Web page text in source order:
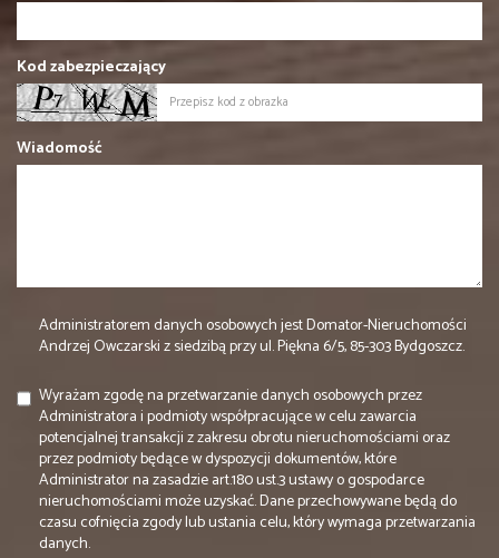
Kod zabezpieczający
Wiadomość
Administratorem danych osobowych jest Domator-Nieruchomości
Andrzej Owczarski z siedzibą przy ul. Piękna 6/5, 85-303 Bydgoszcz.
Wyrażam zgodę na przetwarzanie danych osobowych przez
Administratora i podmioty współpracujące w celu zawarcia
potencjalnej transakcji z zakresu obrotu nieruchomościami oraz
przez podmioty będące w dyspozycji dokumentów, które
Administrator na zasadzie art.180 ust.3 ustawy o gospodarce
nieruchomościami może uzyskać. Dane przechowywane będą do
czasu cofnięcia zgody lub ustania celu, który wymaga przetwarzania
danych.